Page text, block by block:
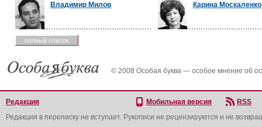
Владимир Милов Карина Москаленко
полный список
© 2008 Особая буква — особое мнение об
Редакция Мобильная версия
RSS
Редакция в переписку не вступает. Рукописи не рецензируются и не